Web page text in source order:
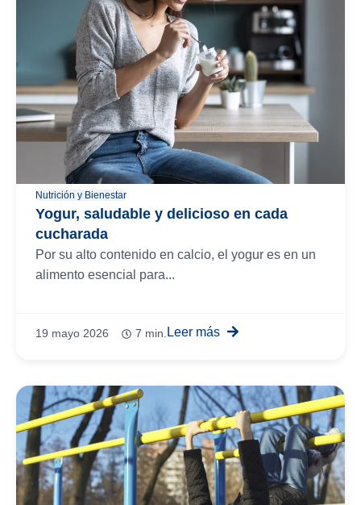
Nutrición y Bienestar
Yogur, saludable y delicioso en cada
cucharada
Por su alto contenido en calcio, el yogur es en un
alimento esencial para...
19 mayo 2026 7 min. Leer más